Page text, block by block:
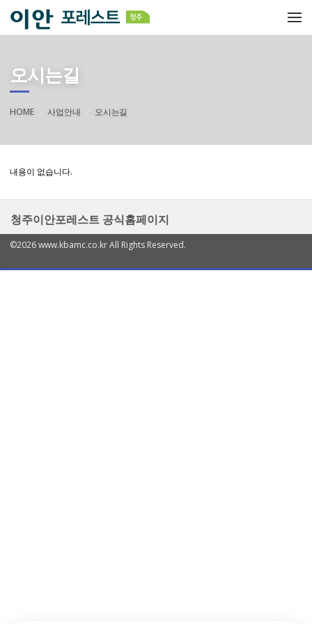
메뉴 건너뛰기
오시는길
HOME 사업안내 오시는길
내용이 없습니다.
청주이안포레스트 공식홈페이지
©2026 www.kbamc.co.kr All Rights Reserved.